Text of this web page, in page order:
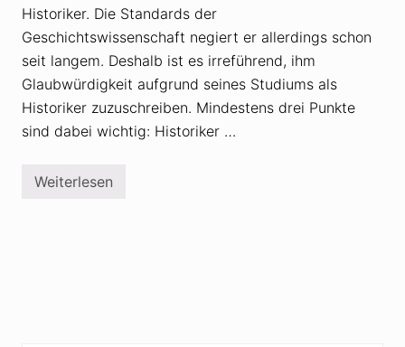
Historiker. Die Standards der
Geschichtswissenschaft negiert er allerdings schon
seit langem. Deshalb ist es irreführend, ihm
Glaubwürdigkeit aufgrund seines Studiums als
Historiker zuzuschreiben. Mindestens drei Punkte
sind dabei wichtig: Historiker …
W
Weiterlesen